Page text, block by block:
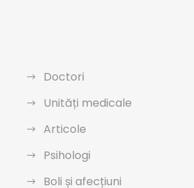
Doctori
Unități medicale
Articole
Psihologi
Boli și afecțiuni